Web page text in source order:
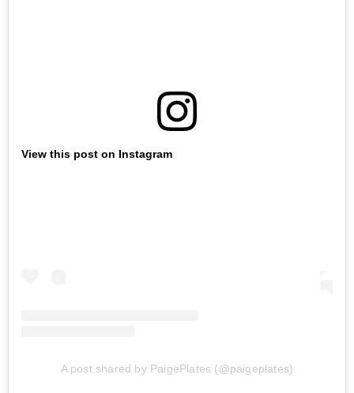
View this post on Instagram
A post shared by PaigePlates (@paigeplates)